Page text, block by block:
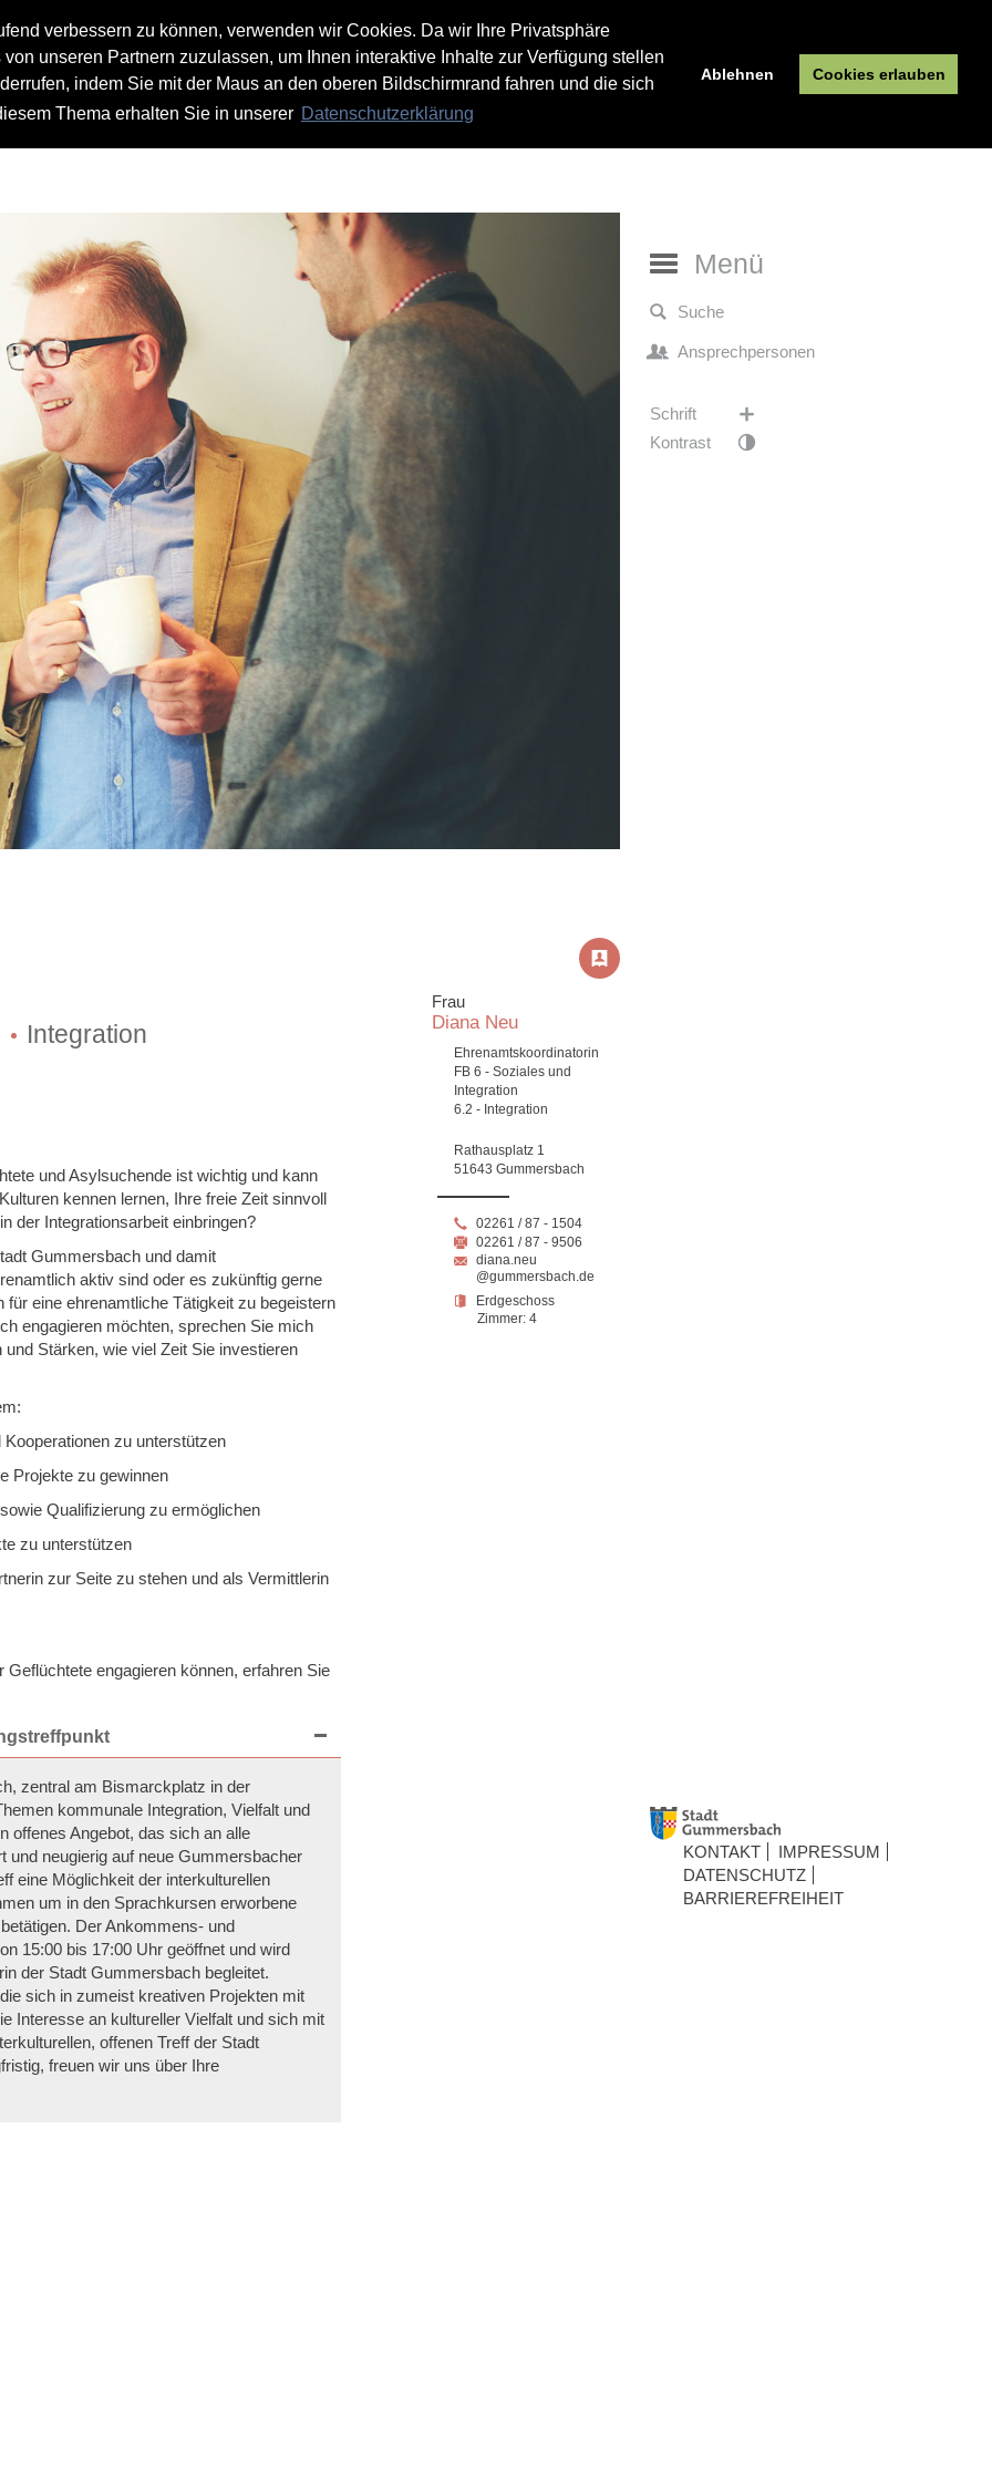
verbessern zu können, verwenden wir Cookies. Da wir Ihre Privatsphäre
unseren Partnern zuzulassen, um Ihnen interaktive Inhalte zur Verfügung stellen
indem Sie mit der Maus an den oberen Bildschirmrand fahren und die sich
Thema erhalten Sie in unserer Datenschutzerklärung
Ablehnen Cookies erlauben
Menü
Suche
Ansprechpersonen
Schrift
Kontrast
Integration
und Asylsuchende ist wichtig und kann
kennen lernen, Ihre freie Zeit sinnvoll
der Integrationsarbeit einbringen?
Gummersbach und damit
aktiv sind oder es zukünftig gerne
eine ehrenamtliche Tätigkeit zu begeistern
engagieren möchten, sprechen Sie mich
Stärken, wie viel Zeit Sie investieren
zu unterstützen
Projekte zu gewinnen
Qualifizierung zu ermöglichen
zu unterstützen
zur Seite zu stehen und als Vermittlerin
engagieren können, erfahren Sie
zentral am Bismarckplatz in der
kommunale Integration, Vielfalt und
offenes Angebot, das sich an alle
und neugierig auf neue Gummersbacher
eine Möglichkeit der interkulturellen
um in den Sprachkursen erworbene
Der Ankommens- und
15:00 bis 17:00 Uhr geöffnet und wird
der Stadt Gummersbach begleitet.
sich in zumeist kreativen Projekten mit
Interesse an kultureller Vielfalt und sich mit
offenen Treff der Stadt
freuen wir uns über Ihre
Frau
Diana Neu
Ehrenamtskoordinatorin
FB 6 - Soziales und
Integration
6.2 - Integration
Rathausplatz 1
51643 Gummersbach
02261 / 87 - 1504
02261 / 87 - 9506
diana.neu
@gummersbach.de
Erdgeschoss
Zimmer: 4
KONTAKT
IMPRESSUM
DATENSCHUTZ
BARRIEREFREIHEIT